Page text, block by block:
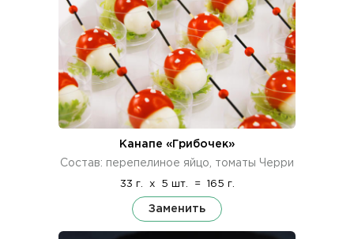
Канапе «Грибочек»
Состав: перепелиное яйцо, томаты Черри
33 г. x 5 шт. = 165 г.
Заменить